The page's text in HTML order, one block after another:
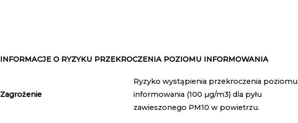
INFORMACJE O RYZYKU PRZEKROCZENIA POZIOMU INFORMOWANIA
Zagrożenie
Ryzyko wystąpienia przekroczenia poziomu
informowania (100 µg/m3) dla pyłu
zawieszonego PM10 w powietrzu.